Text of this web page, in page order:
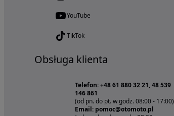
YouTube
TikTok
Obsługa klienta
Telefon: +48 61 880 32 21, 48 539
146 861
(od pn. do pt. w godz. 08:00 - 17:00)
Email: pomoc@otomoto.pl